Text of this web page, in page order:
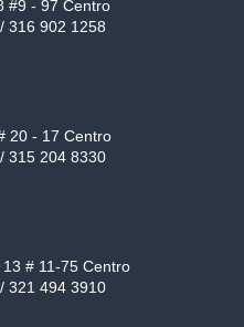
#9 - 97 Centro
316 902 1258
20 - 17 Centro
315 204 8330
# 11-75 Centro
321 494 3910